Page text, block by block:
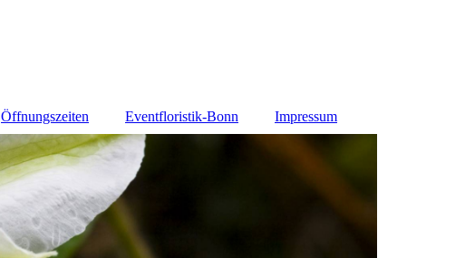
Öffnungszeiten Eventfloristik-Bonn Impressum